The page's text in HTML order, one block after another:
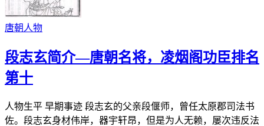
唐朝人物
段志玄简介—唐朝名将，凌烟阁功臣排名
第十
人物生平 早期事迹 段志玄的父亲段偃师，曾任太原郡司法书
佐。段志玄身材伟岸，器宇轩昂，但是为人无赖，屡次违反法